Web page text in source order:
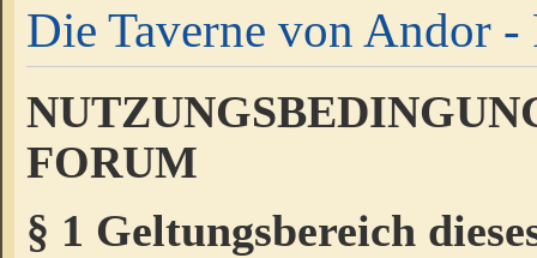
Die Taverne von Andor -
FORUM
§ 1 Geltungsbereich